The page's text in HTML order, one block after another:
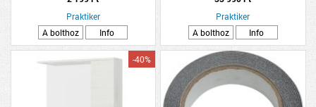
Praktiker
A bolthoz
Info
Praktiker
A bolthoz
Info
-40%